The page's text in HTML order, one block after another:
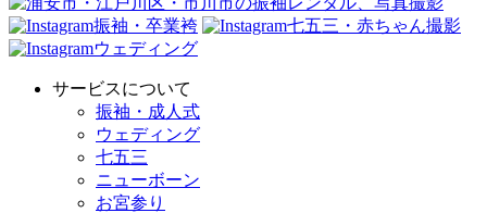
振袖・卒業袴
七五三・赤ちゃん撮影
ウェディング
サービスについて
振袖・成人式
ウェディング
七五三
ニューボーン
お宮参り